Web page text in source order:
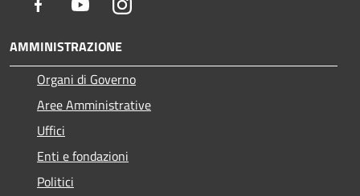
Facebook YoutubeInstagram
AMMINISTRAZIONE
Organi di Governo
Aree Amministrative
Uffici
Enti e fondazioni
Politici